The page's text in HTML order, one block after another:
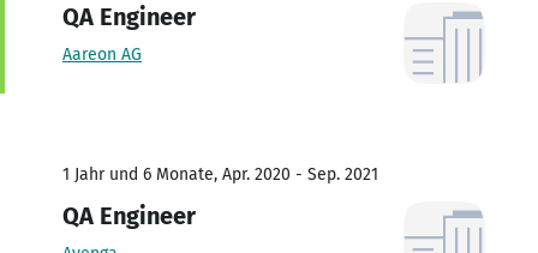
QA Engineer
Aareon AG
1 Jahr und 6 Monate, Apr. 2020 - Sep. 2021
QA Engineer